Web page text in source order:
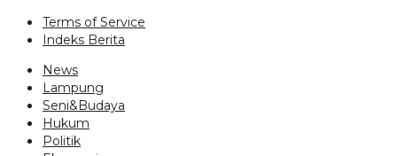
Terms of Service
Indeks Berita
News
Lampung
Seni&Budaya
Hukum
Politik